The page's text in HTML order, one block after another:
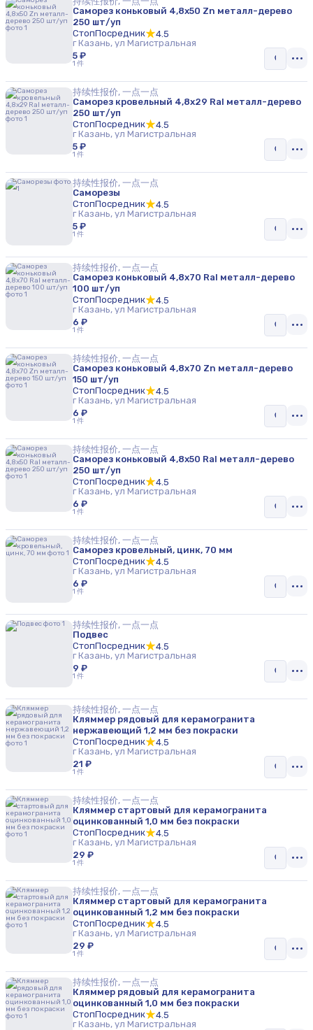
Саморез коньковый 4,8х50 Zn металл-дерево
250 шт/уп
СтопПосредник
4.5
г Казань, ул Магистральная
5 ₽
1 件
持续性报价, 一点一点
Саморез кровельный 4,8х29 Ral металл-дерево
250 шт/уп
СтопПосредник
4.5
г Казань, ул Магистральная
5 ₽
1 件
持续性报价, 一点一点
Саморезы
СтопПосредник
4.5
г Казань, ул Магистральная
5 ₽
1 件
持续性报价, 一点一点
Саморез коньковый 4,8х70 Ral металл-дерево
100 шт/уп
СтопПосредник
4.5
г Казань, ул Магистральная
6 ₽
1 件
持续性报价, 一点一点
Саморез коньковый 4,8х70 Zn металл-дерево
150 шт/уп
СтопПосредник
4.5
г Казань, ул Магистральная
6 ₽
1 件
持续性报价, 一点一点
Саморез коньковый 4,8х50 Ral металл-дерево
250 шт/уп
СтопПосредник
4.5
г Казань, ул Магистральная
6 ₽
1 件
持续性报价, 一点一点
Саморез кровельный, цинк, 70 мм
СтопПосредник
4.5
г Казань, ул Магистральная
6 ₽
1 件
持续性报价, 一点一点
Подвес
СтопПосредник
4.5
г Казань, ул Магистральная
9 ₽
1 件
持续性报价, 一点一点
Кляммер рядовый для керамогранита
нержавеющий 1,2 мм без покраски
СтопПосредник
4.5
г Казань, ул Магистральная
21 ₽
1 件
持续性报价, 一点一点
Кляммер стартовый для керамогранита
оцинкованный 1,0 мм без покраски
СтопПосредник
4.5
г Казань, ул Магистральная
29 ₽
1 件
持续性报价, 一点一点
Кляммер стартовый для керамогранита
оцинкованный 1,2 мм без покраски
СтопПосредник
4.5
г Казань, ул Магистральная
29 ₽
1 件
持续性报价, 一点一点
Кляммер рядовый для керамогранита
оцинкованный 1,0 мм без покраски
СтопПосредник
4.5
г Казань, ул Магистральная